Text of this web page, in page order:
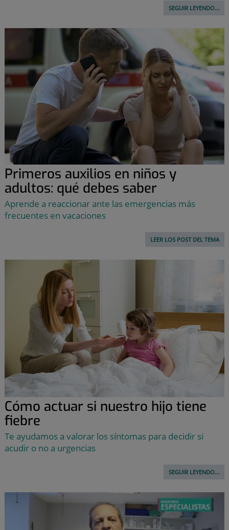
SEGUIR LEYENDO...
Primeros auxilios en niños y
adultos: qué debes saber
Aprende a reaccionar ante las emergencias más
frecuentes en vacaciones
LEER LOS POST DEL TEMA
Cómo actuar si nuestro hijo tiene
fiebre
Te ayudamos a valorar los síntomas para decidir si
acudir o no a urgencias
SEGUIR LEYENDO...